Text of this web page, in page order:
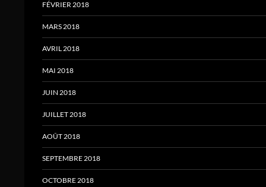
FÉVRIER 2018
MARS 2018
AVRIL 2018
MAI 2018
JUIN 2018
JUILLET 2018
AOÛT 2018
SEPTEMBRE 2018
OCTOBRE 2018